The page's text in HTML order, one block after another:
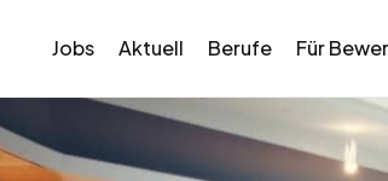
Jobs Aktuell Berufe Für